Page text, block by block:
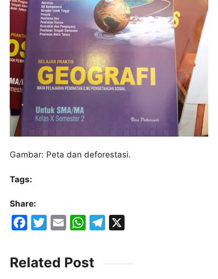
Gambar: Peta dan deforestasi.
Tags:
Share:
F
c
e
T
itt
er
E
ai
l
W
at
s
T
Related Post